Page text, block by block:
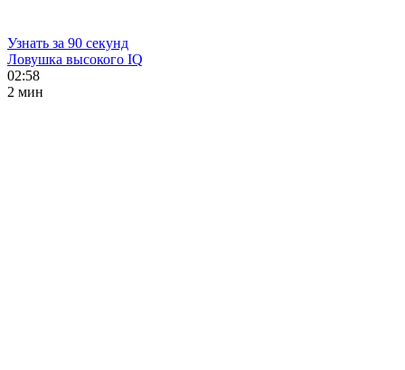
Узнать за 90 секунд
Ловушка высокого IQ
02:58
2 мин